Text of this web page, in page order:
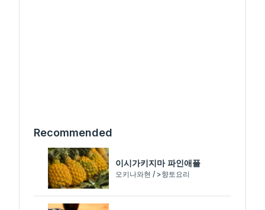
Recommended
이시가키지마 파인애플
오키나와현 / >향토요리